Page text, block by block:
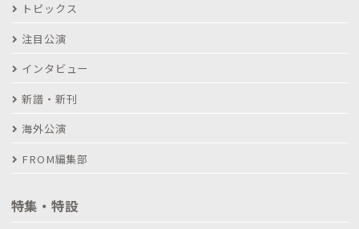
トピックス
注目公演
インタビュー
新譜・新刊
海外公演
FROM編集部
特集・特設